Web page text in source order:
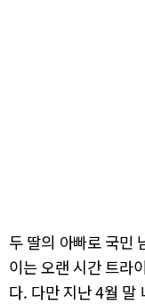
두 딸의 아빠로 국민
이는 오랜 시간 트라
다. 다만 지난 4월 말